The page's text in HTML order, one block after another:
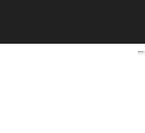
“Castweb”